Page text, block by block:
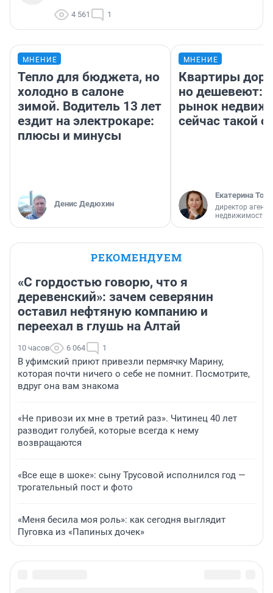
4 561 1
МНЕНИЕ
Тепло для бюджета, но
холодно в салоне
зимой. Водитель 13 лет
ездит на электрокаре:
плюсы и минусы
Денис Дедюхин
МНЕНИЕ
Квартиры
но дешевеют:
рынок
сейчас такой
Екатерина
директор
недвижимости
РЕКОМЕНДУЕМ
«С гордостью говорю, что я
деревенский»: зачем северянин
оставил нефтяную компанию и
переехал в глушь на Алтай
10 часов 6 064 1
В уфимский приют привезли пермячку Марину,
которая почти ничего о себе не помнит. Посмотрите,
вдруг она вам знакома
«Не привози их мне в третий раз». Читинец 40 лет
разводит голубей, которые всегда к нему
возвращаются
«Все еще в шоке»: сыну Трусовой исполнился год —
трогательный пост и фото
«Меня бесила моя роль»: как сегодня выглядит
Пуговка из «Папиных дочек»